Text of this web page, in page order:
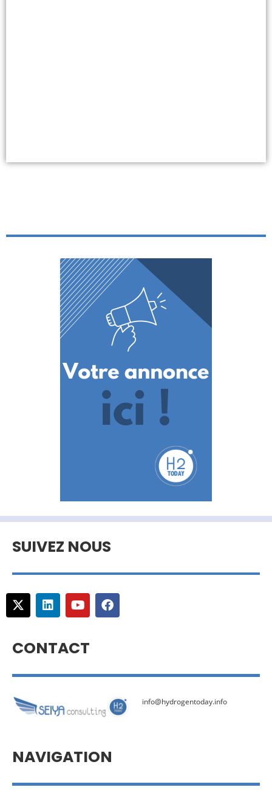
SUIVEZ NOUS
CONTACT
info@hydrogentoday.info
NAVIGATION